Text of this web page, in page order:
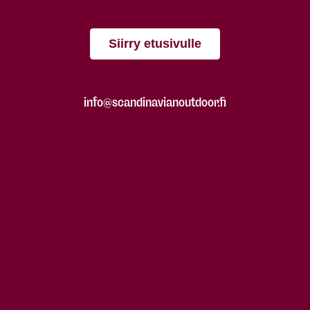
Siirry etusivulle
info@scandinavianoutdoor.fi